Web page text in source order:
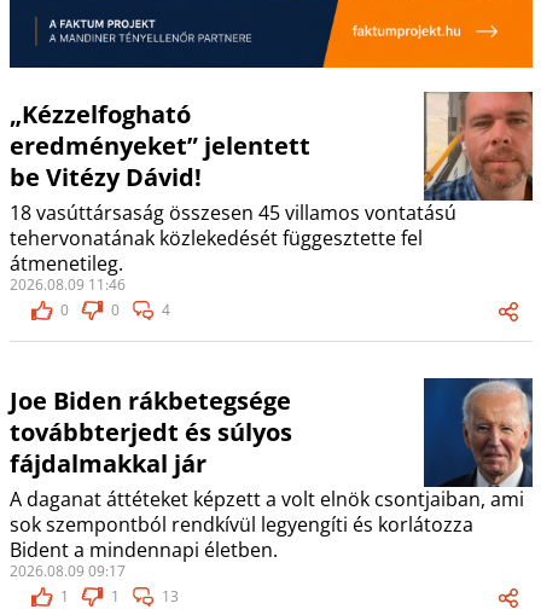
„Kézzelfogható
eredményeket” jelentett
be Vitézy Dávid!
18 vasúttársaság összesen 45 villamos vontatású
tehervonatának közlekedését függesztette fel
átmenetileg.
2026.08.09 11:46
0
0 4
Joe Biden rákbetegsége
továbbterjedt és súlyos
fájdalmakkal jár
A daganat áttéteket képzett a volt elnök csontjaiban, ami
sok szempontból rendkívül legyengíti és korlátozza
Bident a mindennapi életben.
2026.08.09 09:17
1
1 13